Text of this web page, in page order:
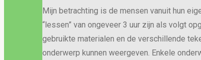
Mijn betrachting is de mensen vanuit hun
“lessen” van ongeveer 3 uur zijn als volgt
gebruikte materialen en de verschillende
onderwerp kunnen weergeven. Enkele